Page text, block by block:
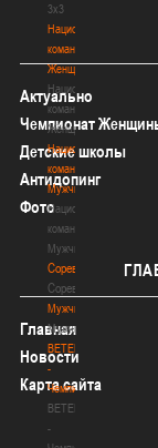
3х3
Национальная
команда.
Женщины
Национальная
команда.
Женщины
Национальная
команда.
Мужчины
Национальная
команда.
Мужчины
Соревнования
Соревнования
Мужчины
Мужчины
BETERA
-
Чемпионат
BETERA
-
Актуально
Чемпионат
Детские школы
Антидопинг
Фото
Главная
Новости
Карта сайта